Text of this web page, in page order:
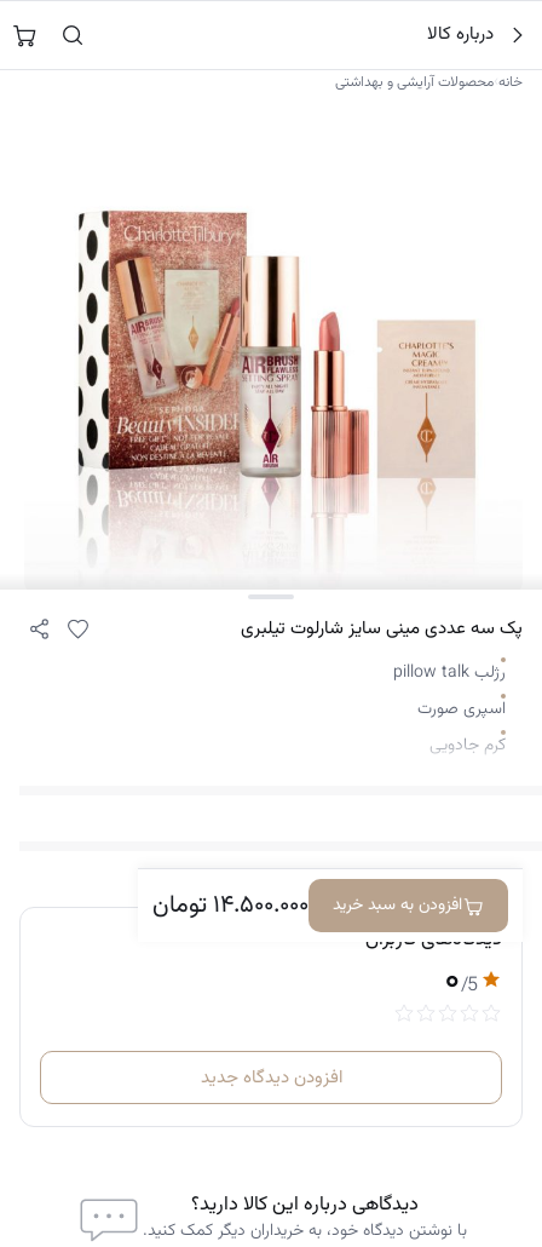
محتوا
جستجو در
درباره کالا
خانه›محصولات آرایشی و بهداشتی
پک سه عددی مینی سایز شارلوت تیلبری
رژلب pillow talk
اسپری صورت
کرم جادویی
۱۴.۵۰۰.۰۰۰تومان افزودن به سبد خرید
دیدگاه‌های کاربران
۰/5
افزودن دیدگاه جدید
دیدگاهی درباره این کالا دارید؟
با نوشتن دیدگاه خود، به خریداران دیگر کمک کنید.